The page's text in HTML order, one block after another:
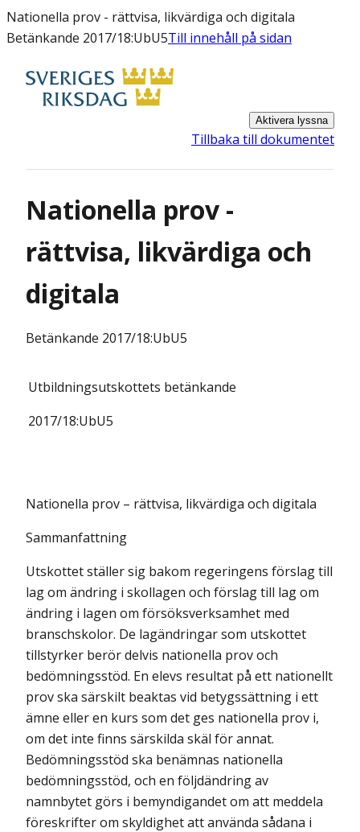
Nationella prov - rättvisa, likvärdiga och digitala
Betänkande 2017/18:UbU5Till innehåll på sidan
Aktivera lyssna
Tillbaka till dokumentet
Nationella prov -
rättvisa, likvärdiga och
digitala
Betänkande 2017/18:UbU5
Utbildningsutskottets betänkande
2017/18:UbU5
Nationella prov – rättvisa, likvärdiga och digitala
Sammanfattning
Utskottet ställer sig bakom regeringens förslag till
lag om ändring i skollagen och förslag till lag om
ändring i lagen om försöksverksamhet med
branschskolor. De lagändringar som utskottet
tillstyrker berör delvis nationella prov och
bedömningsstöd. En elevs resultat på ett nationellt
prov ska särskilt beaktas vid betygssättning i ett
ämne eller en kurs som det ges nationella prov i,
om det inte finns särskilda skäl för annat.
Bedömningsstöd ska benämnas nationella
bedömningsstöd, och en följdändring av
namnbytet görs i bemyndigandet om att meddela
föreskrifter om skyldighet att använda sådana i